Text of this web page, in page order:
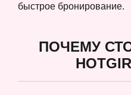
быстрое бронирование.
ПОЧЕМУ